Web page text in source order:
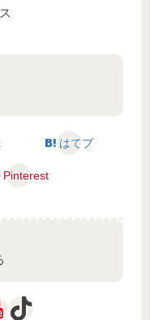
はてブ
Pinterest